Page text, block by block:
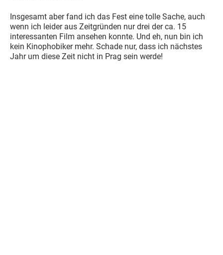
Insgesamt aber fand ich das Fest eine tolle Sache, auch
wenn ich leider aus Zeitgründen nur drei der ca. 15
interessanten Film ansehen konnte. Und eh, nun bin ich
kein Kinophobiker mehr. Schade nur, dass ich nächstes
Jahr um diese Zeit nicht in Prag sein werde!